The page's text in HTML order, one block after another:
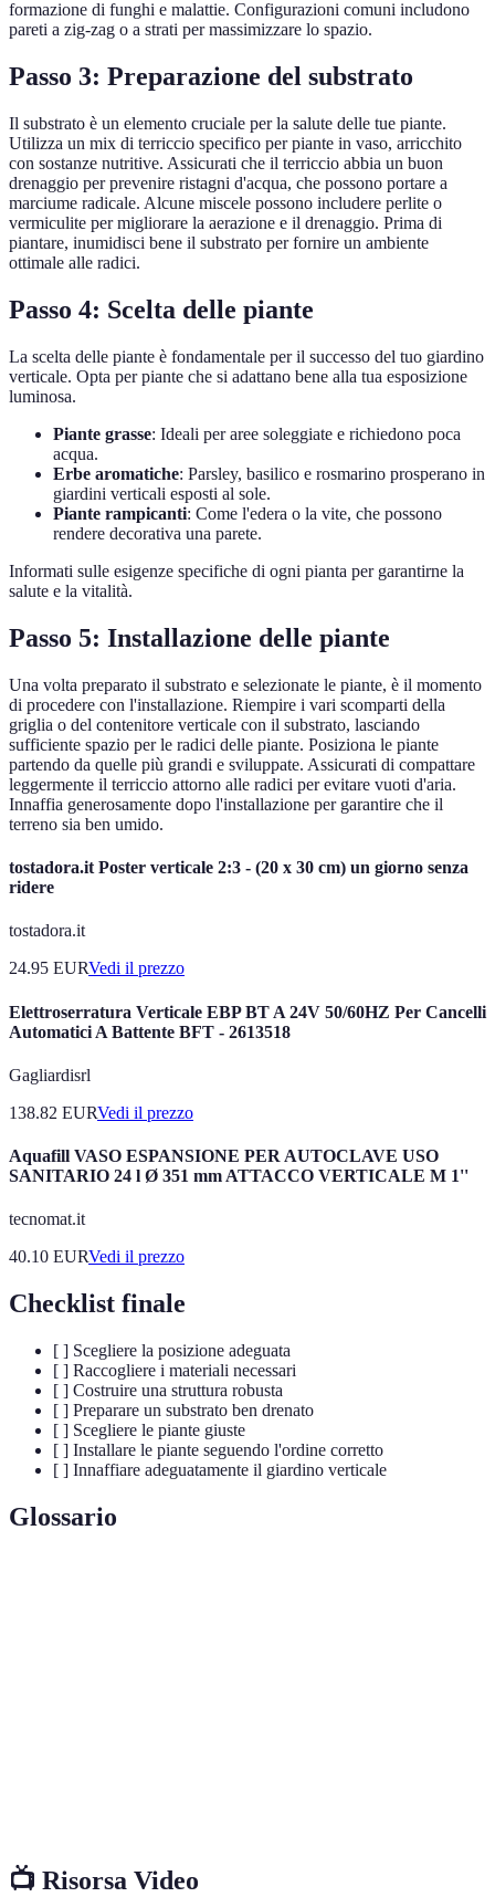
formazione di funghi e malattie. Configurazioni comuni includono
pareti a zig-zag o a strati per massimizzare lo spazio.
Passo 3: Preparazione del substrato
Il substrato è un elemento cruciale per la salute delle tue piante.
Utilizza un mix di terriccio specifico per piante in vaso, arricchito
con sostanze nutritive. Assicurati che il terriccio abbia un buon
drenaggio per prevenire ristagni d'acqua, che possono portare a
marciume radicale. Alcune miscele possono includere perlite o
vermiculite per migliorare la aerazione e il drenaggio. Prima di
piantare, inumidisci bene il substrato per fornire un ambiente
ottimale alle radici.
Passo 4: Scelta delle piante
La scelta delle piante è fondamentale per il successo del tuo giardino
verticale. Opta per piante che si adattano bene alla tua esposizione
luminosa.
Piante grasse: Ideali per aree soleggiate e richiedono poca
acqua.
Erbe aromatiche: Parsley, basilico e rosmarino prosperano in
giardini verticali esposti al sole.
Piante rampicanti: Come l'edera o la vite, che possono
rendere decorativa una parete.
Informati sulle esigenze specifiche di ogni pianta per garantirne la
salute e la vitalità.
Passo 5: Installazione delle piante
Una volta preparato il substrato e selezionate le piante, è il momento
di procedere con l'installazione. Riempire i vari scomparti della
griglia o del contenitore verticale con il substrato, lasciando
sufficiente spazio per le radici delle piante. Posiziona le piante
partendo da quelle più grandi e sviluppate. Assicurati di compattare
leggermente il terriccio attorno alle radici per evitare vuoti d'aria.
Innaffia generosamente dopo l'installazione per garantire che il
terreno sia ben umido.
tostadora.it Poster verticale 2:3 - (20 x 30 cm) un giorno senza
ridere
tostadora.it
24.95 EURVedi il prezzo
Elettroserratura Verticale EBP BT A 24V 50/60HZ Per Cancelli
Automatici A Battente BFT - 2613518
Gagliardisrl
138.82 EURVedi il prezzo
Aquafill VASO ESPANSIONE PER AUTOCLAVE USO
SANITARIO 24 l Ø 351 mm ATTACCO VERTICALE M 1''
tecnomat.it
40.10 EURVedi il prezzo
Checklist finale
[ ] Scegliere la posizione adeguata
[ ] Raccogliere i materiali necessari
[ ] Costruire una struttura robusta
[ ] Preparare un substrato ben drenato
[ ] Scegliere le piante giuste
[ ] Installare le piante seguendo l'ordine corretto
[ ] Innaffiare adeguatamente il giardino verticale
Glossario
📺 Risorsa Video